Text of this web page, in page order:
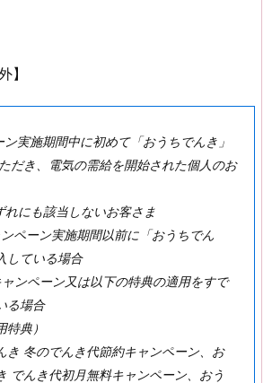
】
ン実施期間中に初めて「おうちでんき」
だき、電気の需給を開始された個人のお
れにも該当しないお客さま
ペーン実施期間以前に「おうちでん
している場合
ンペーン又は以下の特典の適用をすで
る場合
特典）
き 冬のでんき代節約キャンペーン、お
でんき代初月無料キャンペーン、おう